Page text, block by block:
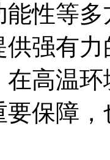
性等
强有
高温
要保障